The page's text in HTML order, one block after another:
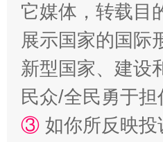
扯下公款旅游的“隐身
它媒体，转载目
展示国家的国际
新型国家、建设
民众/全民勇于
③ 如你所反映